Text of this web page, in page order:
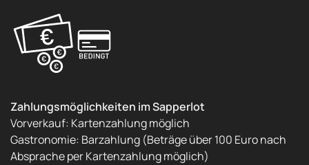
Zahlungsmöglichkeiten im Sapperlot
Vorverkauf: Kartenzahlung möglich
Gastronomie: Barzahlung (Beträge über 100 Euro nach
Absprache per Kartenzahlung möglich)